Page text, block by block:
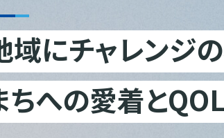
域にチャレンジ
ちへの愛着と